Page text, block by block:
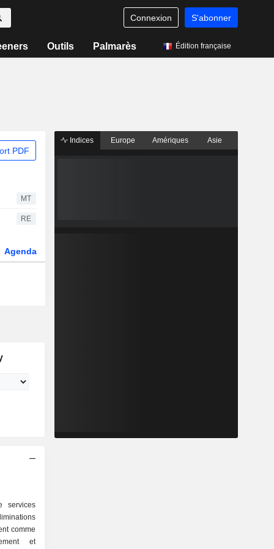
Connexion S'abonner
Outils Palmarès Édition française
PDF
MT
RE
Agenda
services
comme
Indices Europe Amériques Asie